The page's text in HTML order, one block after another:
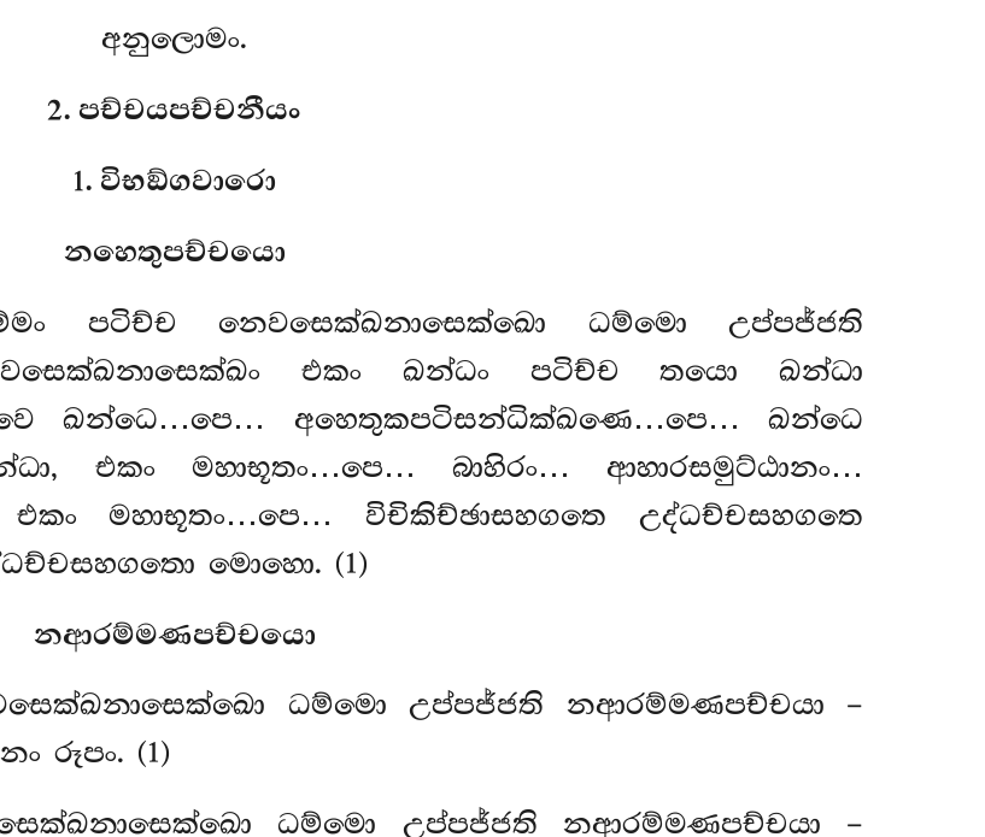
අනුලොමං.
2. පච්චයපච්චනීයං
1. විභඞ්ගවාරො
නහෙතුපච්චයො
පටිච්ච නෙවසෙක්ඛනාසෙක්ඛො ධම්මො උප්පජ්ජති
එකං ඛන්ධං පටිච්ච තයො ඛන්ධා
ඛන්ධෙ…පෙ… අහෙතුකපටිසන්ධික්ඛණෙ…පෙ… ඛන්ධෙ
එකං මහාභූතං…පෙ… බාහිරං… ආහාරසමුට්ඨානං…
මහාභූතං…පෙ… විචිකිච්ඡාසහගතෙ උද්ධච්චසහගතෙ
මොහො. (1)
නආරම්මණපච්චයො
ධම්මො උප්පජ්ජති නආරම්මණපච්චයා –
රූපං. (1)
ධම්මො උප්පජ්ජති නආරම්මණපච්චයා –